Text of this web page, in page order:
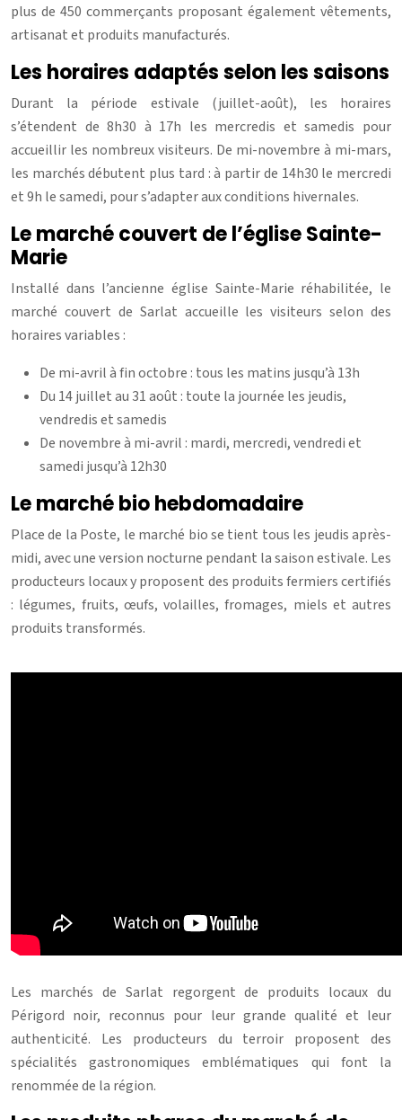
plus de 450 commerçants proposant également vêtements,
artisanat et produits manufacturés.
Les horaires adaptés selon les saisons
Durant la période estivale (juillet-août), les horaires
s’étendent de 8h30 à 17h les mercredis et samedis pour
accueillir les nombreux visiteurs. De mi-novembre à mi-mars,
les marchés débutent plus tard : à partir de 14h30 le mercredi
et 9h le samedi, pour s’adapter aux conditions hivernales.
Le marché couvert de l’église Sainte-
Marie
Installé dans l’ancienne église Sainte-Marie réhabilitée, le
marché couvert de Sarlat accueille les visiteurs selon des
horaires variables :
De mi-avril à fin octobre : tous les matins jusqu’à 13h
Du 14 juillet au 31 août : toute la journée les jeudis,
vendredis et samedis
De novembre à mi-avril : mardi, mercredi, vendredi et
samedi jusqu’à 12h30
Le marché bio hebdomadaire
Place de la Poste, le marché bio se tient tous les jeudis après-
midi, avec une version nocturne pendant la saison estivale. Les
producteurs locaux y proposent des produits fermiers certifiés
: légumes, fruits, œufs, volailles, fromages, miels et autres
produits transformés.
Les marchés de Sarlat regorgent de produits locaux du
Périgord noir, reconnus pour leur grande qualité et leur
authenticité. Les producteurs du terroir proposent des
spécialités gastronomiques emblématiques qui font la
renommée de la région.